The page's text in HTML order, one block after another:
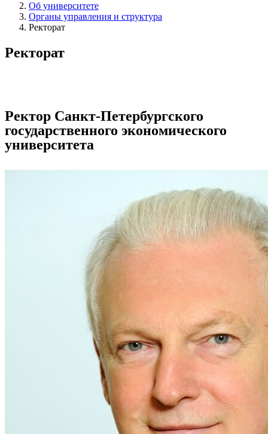
Об университете
Органы управления и структура
Ректорат
Ректорат
Ректор Санкт-Петербургского
государственного экономического
университета